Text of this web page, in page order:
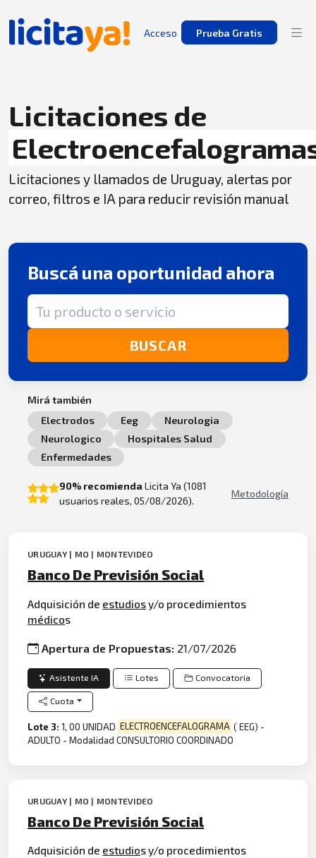
Acceso Prueba Gratis
Licitaciones de
Licitaciones y llamados de Uruguay, alertas por
correo, filtros e IA para reducir revisión manual
Buscá una oportunidad ahora
Término de búsqueda
BUSCAR
Mirá también
Electrodos
Eeg
Neurologia
Neurologico
Hospitales Salud
Enfermedades
90% recomienda Licita Ya (1081
usuarios reales, 05/08/2026).
Metodología
URUGUAY | MO | MONTEVIDEO
Banco De Previsión Social
Adquisición de estudiosy/o procedimientos
médicos
Apertura de Propuestas: 21/07/2026
Asistente IA Lotes Convocatoria
Cuota
Lote 3:1, 00 UNIDAD ELECTROENCEFALOGRAMA ( EEG) -
ADULTO - Modalidad CONSULTORIO COORDINADO
URUGUAY | MO | MONTEVIDEO
Banco De Previsión Social
Adquisición de estudios y/o procedimientos